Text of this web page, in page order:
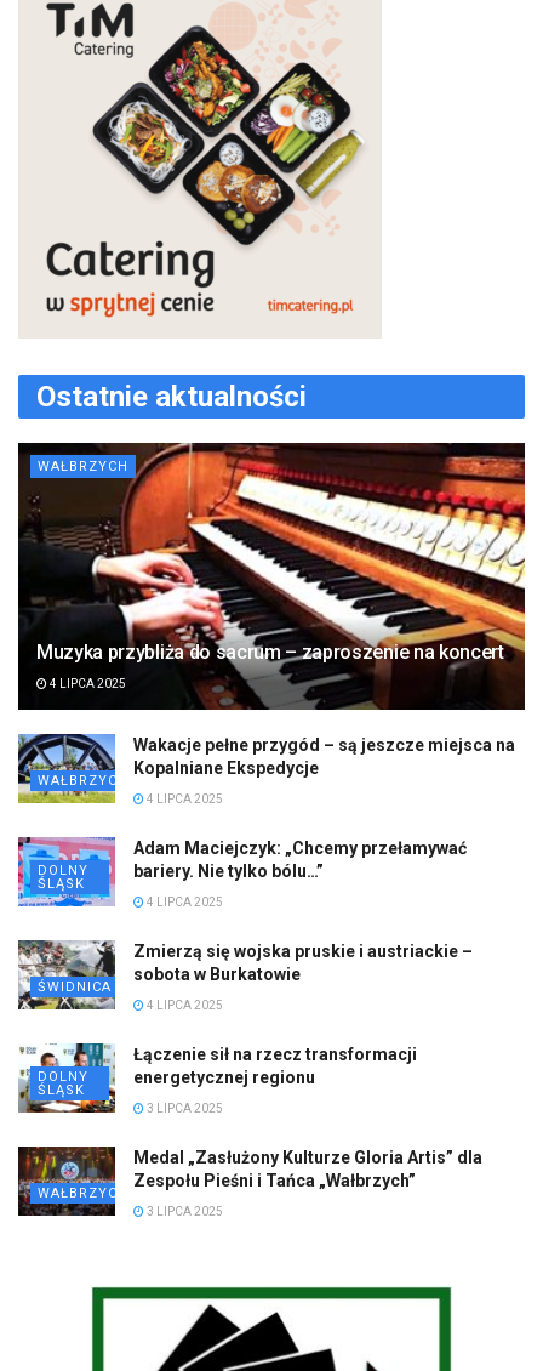
Ostatnie aktualności
WAŁBRZYCH
Muzyka przybliża do sacrum – zaproszenie na koncert
4 LIPCA 2025
WAŁBRZYCH
Wakacje pełne przygód – są jeszcze miejsca na
Kopalniane Ekspedycje
4 LIPCA 2025
DOLNY
ŚLĄSK
Adam Maciejczyk: „Chcemy przełamywać
bariery. Nie tylko bólu…”
4 LIPCA 2025
ŚWIDNICA
Zmierzą się wojska pruskie i austriackie –
sobota w Burkatowie
4 LIPCA 2025
DOLNY
ŚLĄSK
Łączenie sił na rzecz transformacji
energetycznej regionu
3 LIPCA 2025
WAŁBRZYCH
Medal „Zasłużony Kulturze Gloria Artis” dla
Zespołu Pieśni i Tańca „Wałbrzych”
3 LIPCA 2025